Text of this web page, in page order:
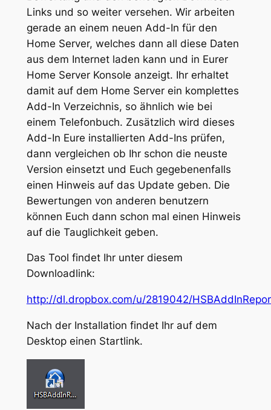
Links und so weiter versehen. Wir arbeiten
gerade an einem neuen Add-In für den
Home Server, welches dann all diese Daten
aus dem Internet laden kann und in Eurer
Home Server Konsole anzeigt. Ihr erhaltet
damit auf dem Home Server ein komplettes
Add-In Verzeichnis, so ähnlich wie bei
einem Telefonbuch. Zusätzlich wird dieses
Add-In Eure installierten Add-Ins prüfen,
dann vergleichen ob Ihr schon die neuste
Version einsetzt und Euch gegebenenfalls
einen Hinweis auf das Update geben. Die
Bewertungen von anderen benutzern
können Euch dann schon mal einen Hinweis
auf die Tauglichkeit geben.
Das Tool findet Ihr unter diesem
Downloadlink:
http://dl.dropbox.com/u/2819042/
Nach der Installation findet Ihr auf dem
Desktop einen Startlink.